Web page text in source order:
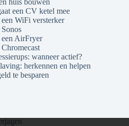
huis bouwen
een CV ketel mee
WiFi versterker
AirFryer
wanneer actief?
herkennen en helpen
te besparen